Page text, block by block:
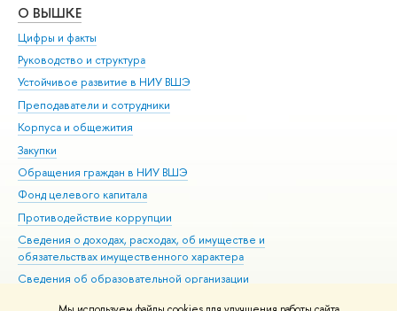
О ВЫШКЕ
Цифры и факты
Руководство и структура
Устойчивое развитие в НИУ ВШЭ
Преподаватели и сотрудники
Корпуса и общежития
Закупки
Обращения граждан в НИУ ВШЭ
Фонд целевого капитала
Противодействие коррупции
Сведения о доходах, расходах, об имуществе и
обязательствах имущественного характера
Сведения об образовательной организации
Людям с ограниченными возможностями здоровья